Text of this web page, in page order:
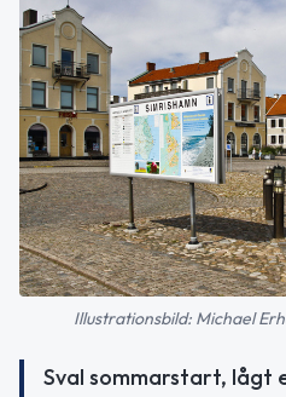
Illustrationsbild: Michael
Sval sommarstart, lågt